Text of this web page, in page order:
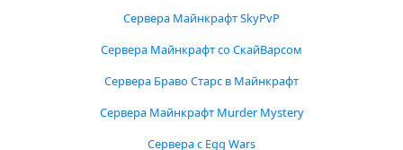
Сервера Майнкрафт SkyPvP
Сервера Майнкрафт со СкайВарсом
Сервера Браво Старс в Майнкрафт
Сервера Майнкрафт Murder Mystery
Сервера с Egg Wars